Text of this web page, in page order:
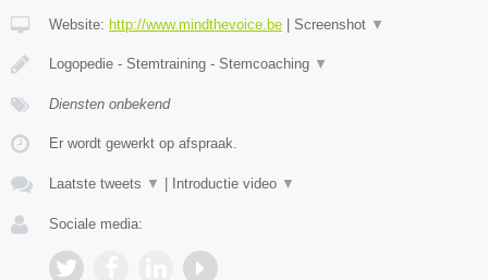
Website: http://www.mindthevoice.be Screenshot ▼
Logopedie - Stemtraining - Stemcoaching ▼
Diensten onbekend
Er wordt gewerkt op afspraak.
Laatste tweets ▼ Introductie video ▼
Sociale media: